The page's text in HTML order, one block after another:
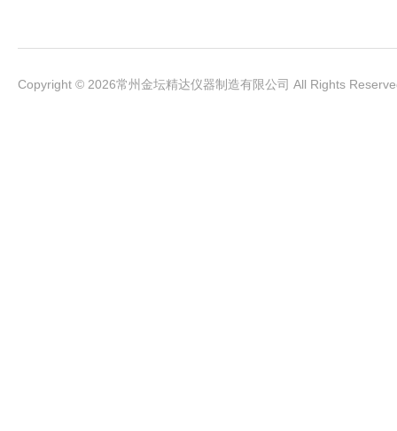
Copyright © 2026常州金坛精达仪器制造有限公司 All Rights